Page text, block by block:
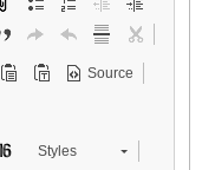
Source
Styles